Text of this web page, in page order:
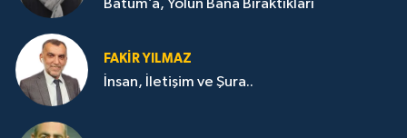
Batum’a, Yolun Bana Bıraktıkları
FAKIR YILMAZ
İnsan, İletişim ve Şura..